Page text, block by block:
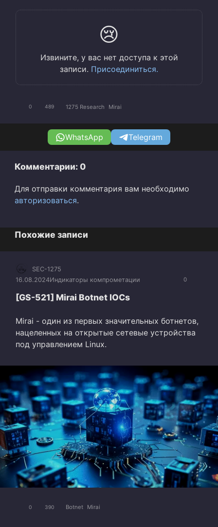
😢
Извините, у вас нет доступа к этой
записи. Присоединиться.
0 489 1275 Research Mirai
WhatsApp Telegram
Комментарии: 0
Для отправки комментария вам необходимо
авторизоваться.
Похожие записи
0
SEC-1275
16.08.2024Индикаторы компрометации
[GS-521] Mirai Botnet IOCs
Mirai - один из первых значительных ботнетов,
нацеленных на открытые сетевые устройства
под управлением Linux.
0 390 Botnet Mirai